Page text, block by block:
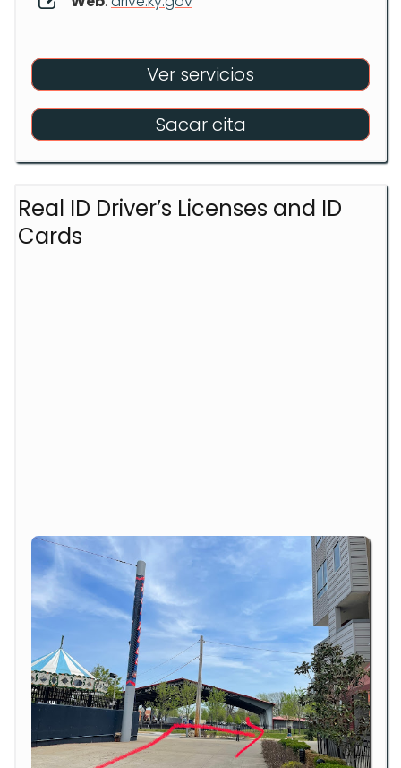
Ver servicios
Sacar cita
Real ID Driver’s Licenses and ID
Cards